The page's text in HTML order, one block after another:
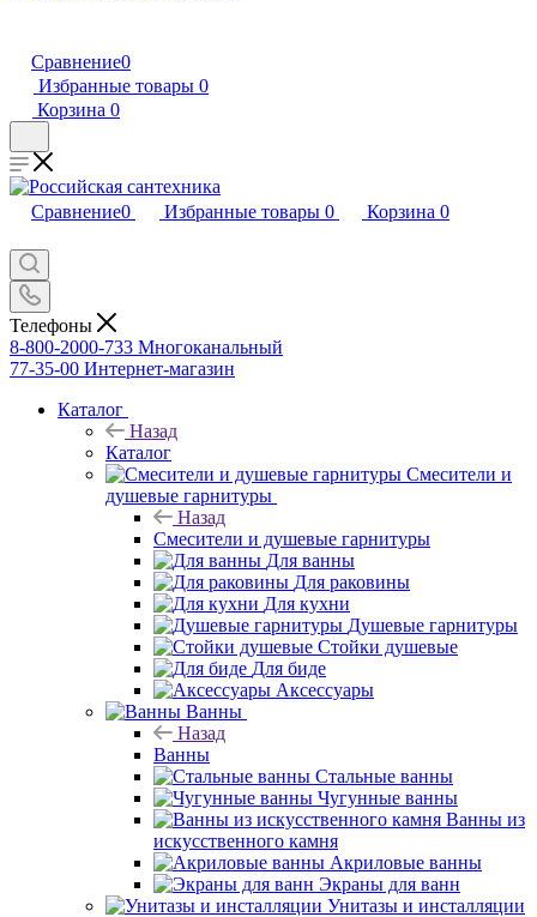
Сравнение0
Избранные товары 0
Корзина 0
Сравнение0 Избранные товары 0 Корзина 0
Телефоны
8-800-2000-733 Многоканальный
77-35-00 Интернет-магазин
Каталог
Назад
Каталог
Смесители и
душевые гарнитуры
Назад
Смесители и душевые гарнитуры
Для ванны
Для раковины
Для кухни
Душевые гарнитуры
Стойки душевые
Для биде
Аксессуары
Ванны
Назад
Ванны
Стальные ванны
Чугунные ванны
Ванны из
искусственного камня
Акриловые ванны
Экраны для ванн
Унитазы и инсталляции